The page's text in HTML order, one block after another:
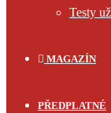
Testy
MAGAZÍN
PŘEDPLATNÉ